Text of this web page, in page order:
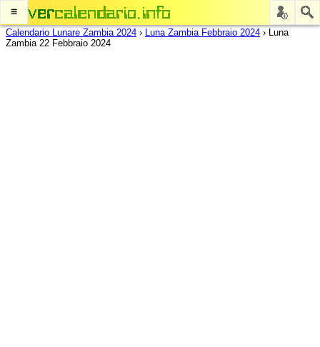
≡
Calendario Lunare Zambia 2024 › Luna Zambia Febbraio 2024 › Luna
Zambia 22 Febbraio 2024